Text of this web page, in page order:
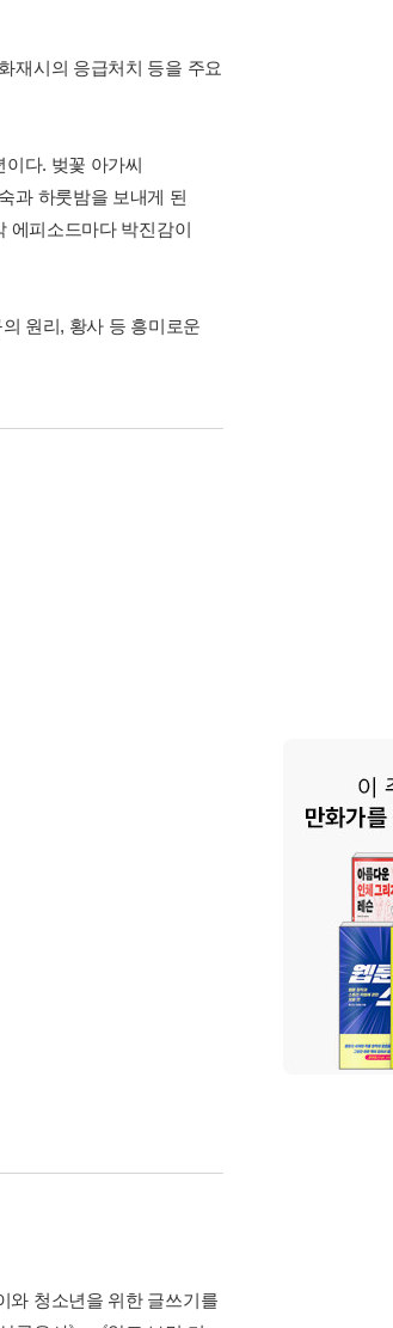
재시의 응급처치 등을 주요
다. 벚꽃 아가씨
과 하룻밤을 보내게 된
에피소드마다 박진감이
원리, 황사 등 흥미로운
와 청소년을 위한 글쓰기를